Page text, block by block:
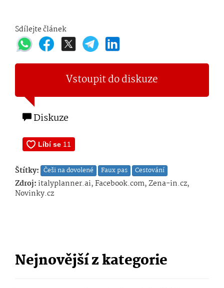
Sdílejte článek
Vstoupit do diskuze
Diskuze
Štítky: Češi na dovolené Faux pas Cestování
Zdroj: italyplanner.ai, Facebook.com, Zena-in.cz,
Novinky.cz
Nejnovější z kategorie